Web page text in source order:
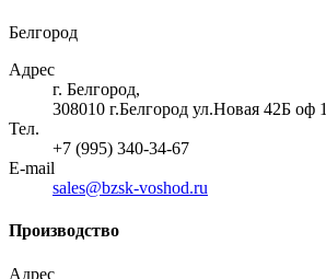
Белгород
Адрес
г. Белгород,
308010 г.Белгород ул.Новая 42Б оф 1
Тел.
+7 (995) 340-34-67
E-mail
sales@bzsk-voshod.ru
Производство
Адрес